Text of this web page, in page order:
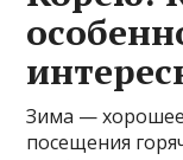
Зима —
посещения